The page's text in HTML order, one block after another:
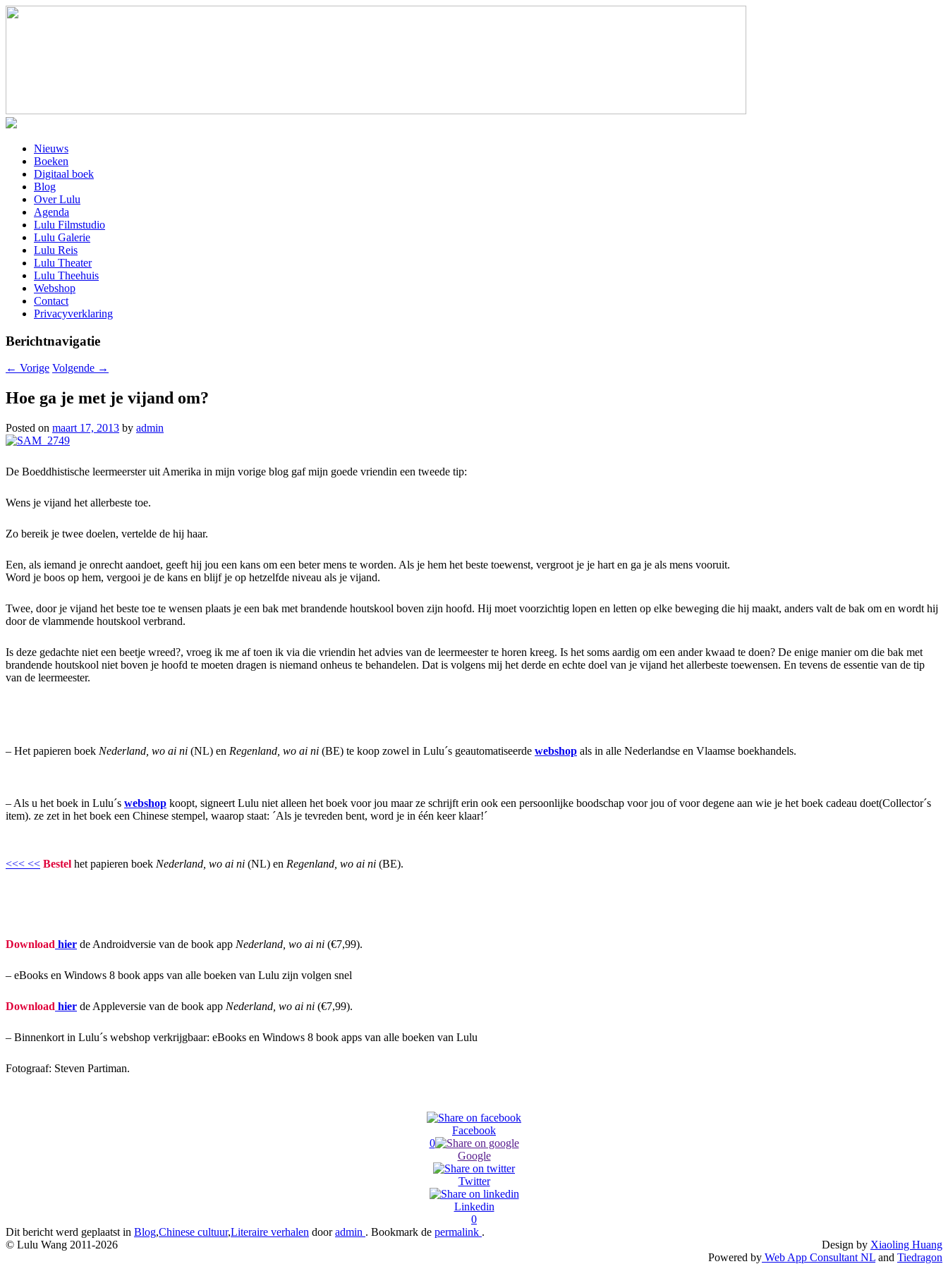
Nieuws
Boeken
Digitaal boek
Blog
Over Lulu
Agenda
Lulu Filmstudio
Lulu Galerie
Lulu Reis
Lulu Theater
Lulu Theehuis
Webshop
Contact
Privacyverklaring
Berichtnavigatie
← Vorige Volgende →
Hoe ga je met je vijand om?
Posted on maart 17, 2013 by admin
De Boeddhistische leermeerster uit Amerika in mijn vorige blog gaf mijn goede vriendin een tweede tip:
Wens je vijand het allerbeste toe.
Zo bereik je twee doelen, vertelde de hij haar.
Een, als iemand je onrecht aandoet, geeft hij jou een kans om een beter mens te worden. Als je hem het beste toewenst, vergroot je je hart en ga je als mens vooruit.
Word je boos op hem, vergooi je de kans en blijf je op hetzelfde niveau als je vijand.
Twee, door je vijand het beste toe te wensen plaats je een bak met brandende houtskool boven zijn hoofd. Hij moet voorzichtig lopen en letten op elke beweging die hij maakt, anders valt de bak om en wordt hij
door de vlammende houtskool verbrand.
Is deze gedachte niet een beetje wreed?, vroeg ik me af toen ik via die vriendin het advies van de leermeester te horen kreeg. Is het soms aardig om een ander kwaad te doen? De enige manier om die bak met
brandende houtskool niet boven je hoofd te moeten dragen is niemand onheus te behandelen. Dat is volgens mij het derde en echte doel van je vijand het allerbeste toewensen. En tevens de essentie van de tip
van de leermeester.
– Het papieren boek Nederland, wo ai ni (NL) en Regenland, wo ai ni (BE) te koop zowel in Lulu´s geautomatiseerde webshop als in alle Nederlandse en Vlaamse boekhandels.
– Als u het boek in Lulu´s webshop koopt, signeert Lulu niet alleen het boek voor jou maar ze schrijft erin ook een persoonlijke boodschap voor jou of voor degene aan wie je het boek cadeau doet(Collector´s
item). ze zet in het boek een Chinese stempel, waarop staat: ´Als je tevreden bent, word je in één keer klaar!´
<<< << Bestel het papieren boek Nederland, wo ai ni (NL) en Regenland, wo ai ni (BE).
Download hier de Androidversie van de book app Nederland, wo ai ni (€7,99).
– eBooks en Windows 8 book apps van alle boeken van Lulu zijn volgen snel
Download hier de Appleversie van de book app Nederland, wo ai ni (€7,99).
– Binnenkort in Lulu´s webshop verkrijgbaar: eBooks en Windows 8 book apps van alle boeken van Lulu
Fotograaf: Steven Partiman.
Facebook
0
Google
Twitter
Linkedin
0
Dit bericht werd geplaatst in Blog,Chinese cultuur,Literaire verhalen dooradmin . Bookmark de permalink .
© Lulu Wang 2011-2026
Design by Xiaoling Huang
Powered by Web App Consultant NL and Tiedragon